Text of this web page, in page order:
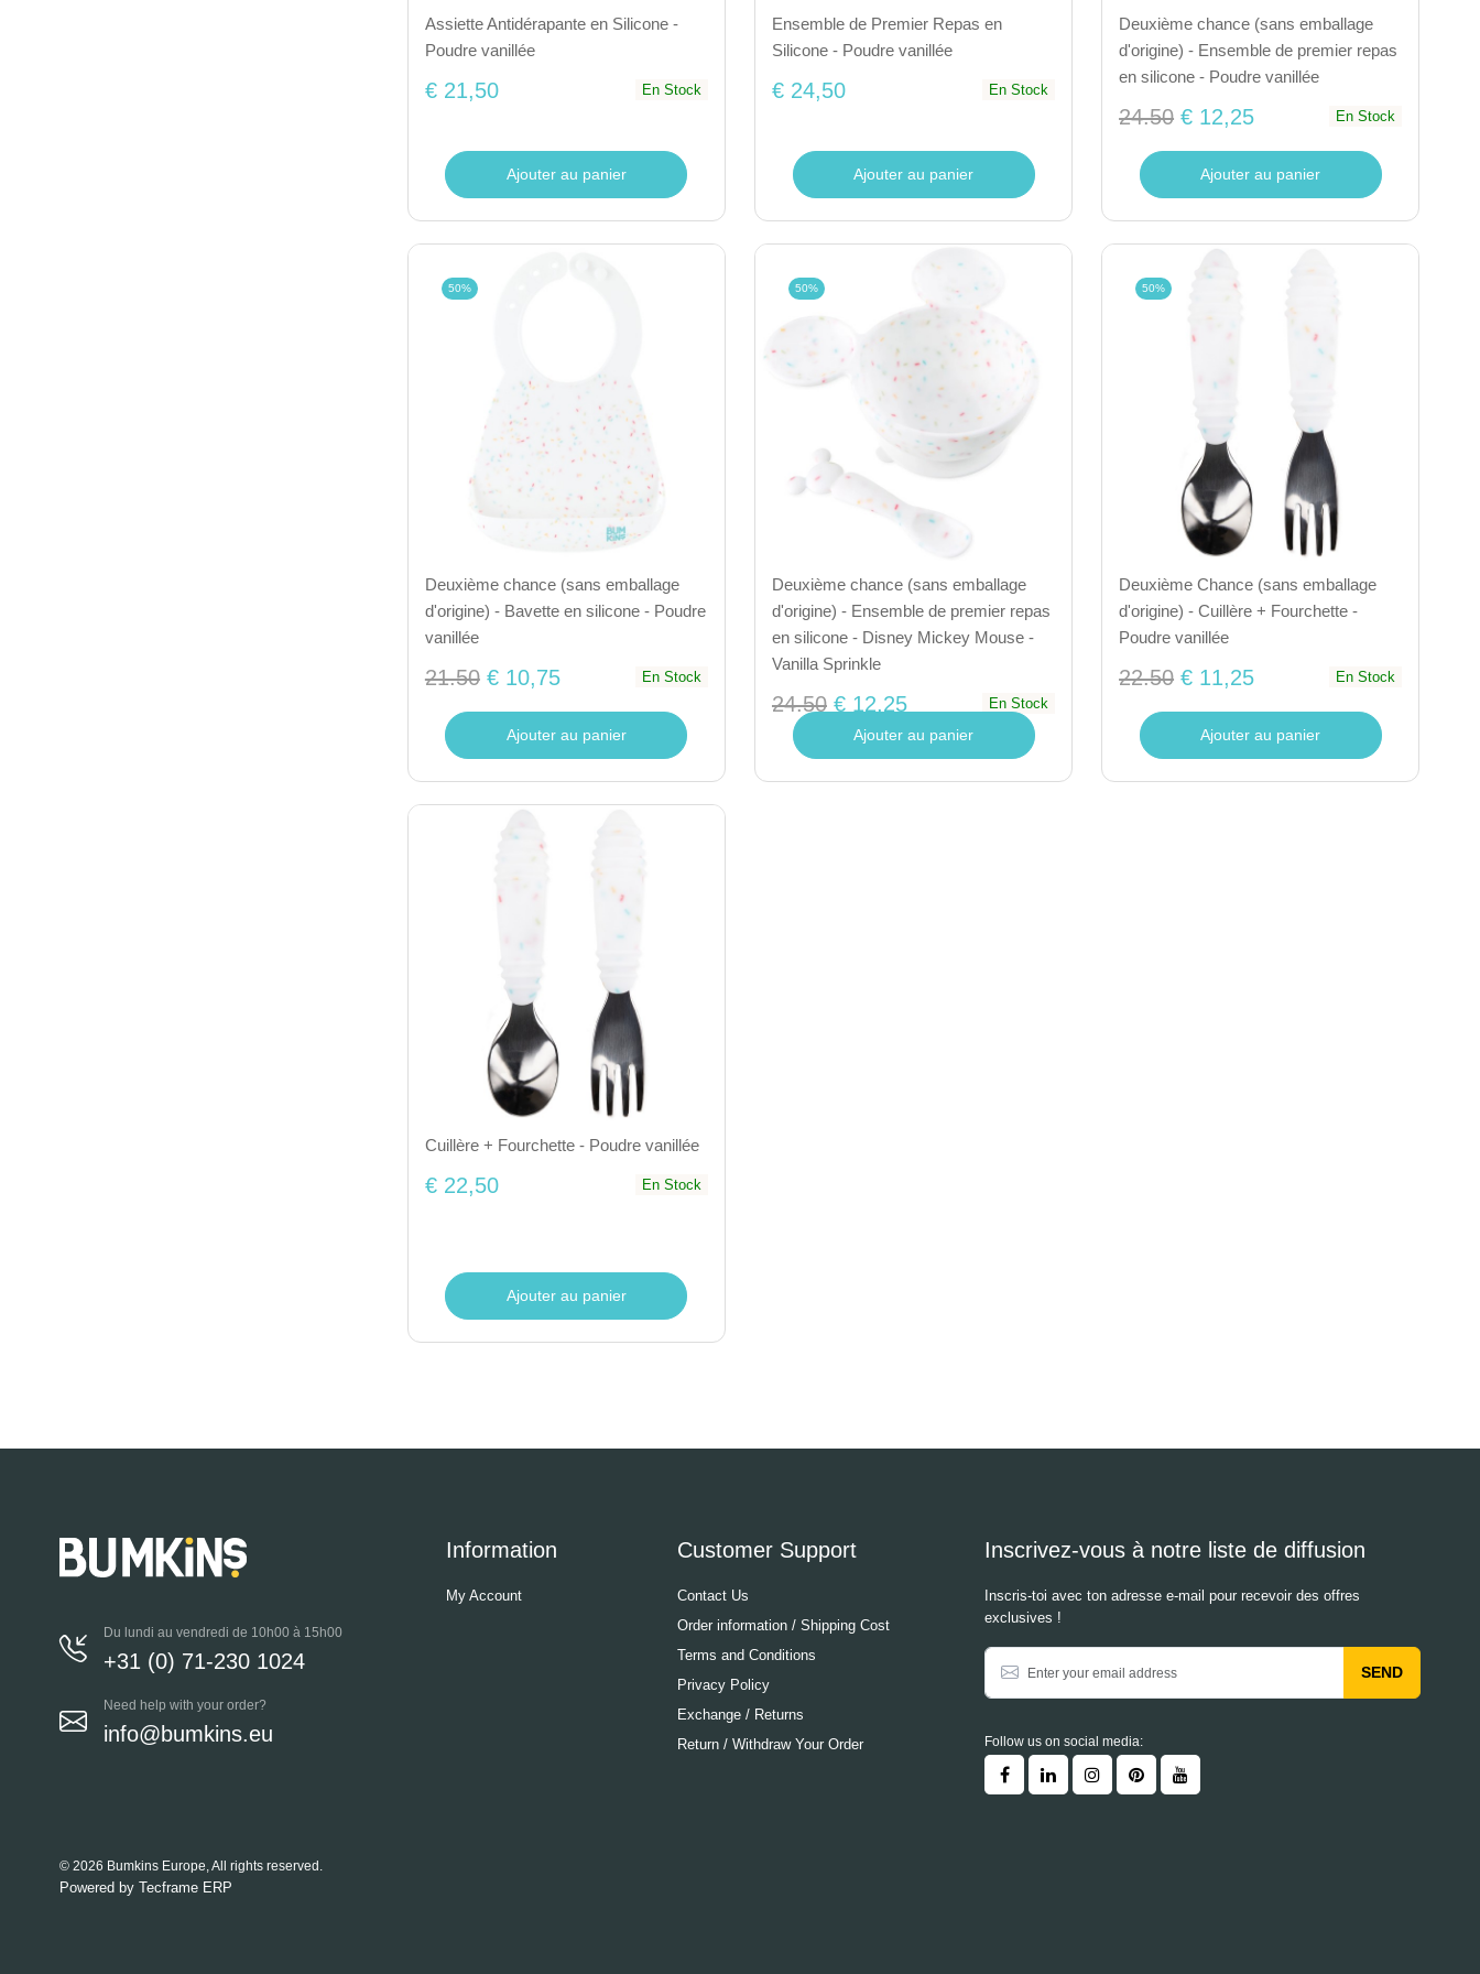
Assiette Antidérapante en Silicone -
Poudre vanillée
€ 21,50 En Stock
Ajouter au panier
Ensemble de Premier Repas en
Silicone - Poudre vanillée
€ 24,50 En Stock
Ajouter au panier
Deuxième chance (sans emballage
d'origine) - Ensemble de premier repas
en silicone - Poudre vanillée
24.50 € 12,25 En Stock
Ajouter au panier
50%
Deuxième chance (sans emballage
d'origine) - Bavette en silicone - Poudre
vanillée
21.50 € 10,75 En Stock
Ajouter au panier
50%
Deuxième chance (sans emballage
d'origine) - Ensemble de premier repas
en silicone - Disney Mickey Mouse -
Vanilla Sprinkle
24.50 € 12,25 En Stock
Ajouter au panier
50%
Deuxième Chance (sans emballage
d'origine) - Cuillère + Fourchette -
Poudre vanillée
22.50 € 11,25 En Stock
Ajouter au panier
Cuillère + Fourchette - Poudre vanillée
€ 22,50 En Stock
Ajouter au panier
Du lundi au vendredi de 10h00 à 15h00
+31 (0) 71-230 1024
Need help with your order?
info@bumkins.eu
Information
My Account
Customer Support
Contact Us
Order information / Shipping Cost
Terms and Conditions
Privacy Policy
Exchange / Returns
Return / Withdraw Your Order
Inscrivez-vous à notre liste de diffusion
Inscris-toi avec ton adresse e-mail pour recevoir des offres
exclusives !
SEND
Follow us on social media:
© 2026 Bumkins Europe, All rights reserved.
Powered by Tecframe ERP